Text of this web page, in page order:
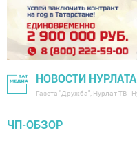
НОВОСТИ НУРЛАТА
Газета "Дружба", Нурлат ТВ -
ЧП-ОБЗОР